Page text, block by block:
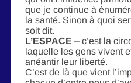
que je continue à
la santé. Sinon à quoi
soit dit.
L’ESPACE – c’est la
laquelle les gens vivent
anéantir leur liberté.
C’est de là que vient